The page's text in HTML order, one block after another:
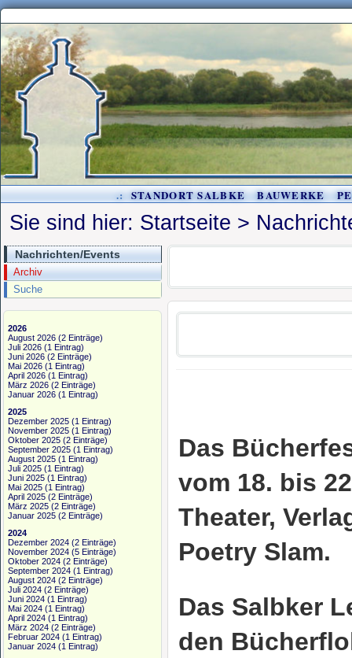
.: STANDORT SALBKE BAUWERKE
Sie sind hier: Startseite >
Nachrichten/Events
Archiv
Suche
2026
August 2026 (2 Einträge)
Juli 2026 (1 Eintrag)
Juni 2026 (2 Einträge)
Mai 2026 (1 Eintrag)
April 2026 (1 Eintrag)
März 2026 (2 Einträge)
Januar 2026 (1 Eintrag)
2025
Dezember 2025 (1 Eintrag)
November 2025 (1 Eintrag)
Oktober 2025 (2 Einträge)
September 2025 (1 Eintrag)
August 2025 (1 Eintrag)
Juli 2025 (1 Eintrag)
Juni 2025 (1 Eintrag)
Mai 2025 (1 Eintrag)
April 2025 (2 Einträge)
März 2025 (2 Einträge)
Januar 2025 (2 Einträge)
2024
Dezember 2024 (2 Einträge)
November 2024 (5 Einträge)
Oktober 2024 (2 Einträge)
September 2024 (1 Eintrag)
August 2024 (2 Einträge)
Juli 2024 (2 Einträge)
Juni 2024 (1 Eintrag)
Mai 2024 (1 Eintrag)
April 2024 (1 Eintrag)
März 2024 (2 Einträge)
Februar 2024 (1 Eintrag)
Januar 2024 (1 Eintrag)
Das
vom 18. bis
Theater,
Poetry Slam.
Das Salbker
den